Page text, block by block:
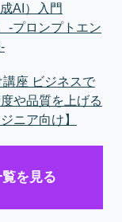
AI）入門
-プロンプトエン
講座 ビジネスで
や品質を上げる
ニア向け】
覧を見る